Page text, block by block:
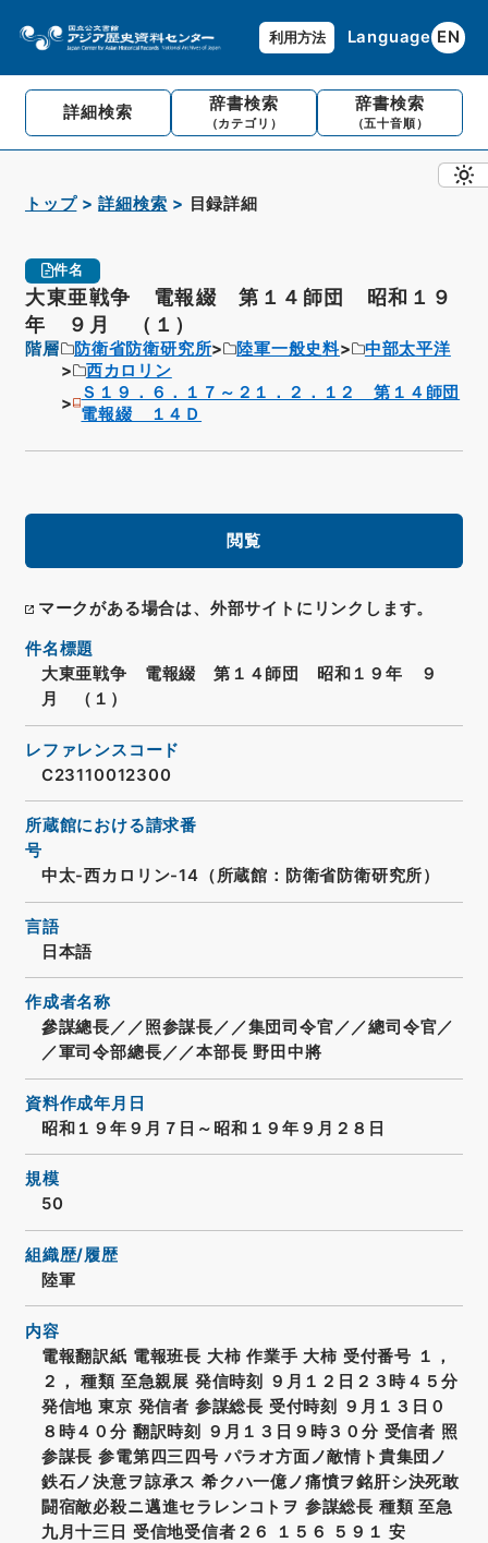
利用方法 Language EN
詳細検索 辞書検索
（カテゴリ）
辞書検索
（五十音順）
トップ 詳細検索 目録詳細
件名
大東亜戦争 電報綴 第１４師団 昭和１９
年 ９月 （１）
階層 防衛省防衛研究所 陸軍一般史料
中部太平洋
西カロリン
Ｓ１９．６．１７～２１．２．１２ 第１４師団
電報綴 １４Ｄ
閲覧
マークがある場合は、外部サイトにリンクします。
件名標題
大東亜戦争 電報綴 第１４師団 昭和１９年 ９
月 （１）
レファレンスコード
C23110012300
所蔵館における請求番
号
中太-西カロリン-14（所蔵館：防衛省防衛研究所）
言語
日本語
作成者名称
參謀總長／／照参謀長／／集団司令官／／總司令官／
／軍司令部總長／／本部長 野田中將
資料作成年月日
昭和１９年９月７日～昭和１９年９月２８日
規模
50
組織歴/履歴
陸軍
内容
電報翻訳紙 電報班長 大柿 作業手 大柿 受付番号 １，
２， 種類 至急親展 発信時刻 ９月１２日２３時４５分
発信地 東京 発信者 参謀総長 受付時刻 ９月１３日０
８時４０分 翻訳時刻 ９月１３日９時３０分 受信者 照
参謀長 参電第四三四号 パラオ方面ノ敵情ト貴集団ノ
鉄石ノ決意ヲ諒承ス 希クハ一億ノ痛憤ヲ銘肝シ決死敢
闘宿敵必殺ニ邁進セラレンコトヲ 参謀総長 種類 至急
九月十三日 受信地受信者２６ １５６ ５９１ 安